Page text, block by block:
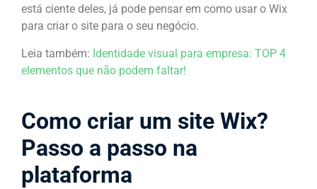
está ciente deles, já pode pensar em como usar o Wix
para criar o site para o seu negócio.
Leia também: Identidade visual para empresa: TOP 4
elementos que não podem faltar!
Como criar um site Wix?
Passo a passo na
plataforma